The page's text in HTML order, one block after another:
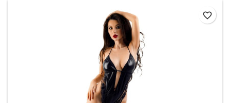
favorite_border